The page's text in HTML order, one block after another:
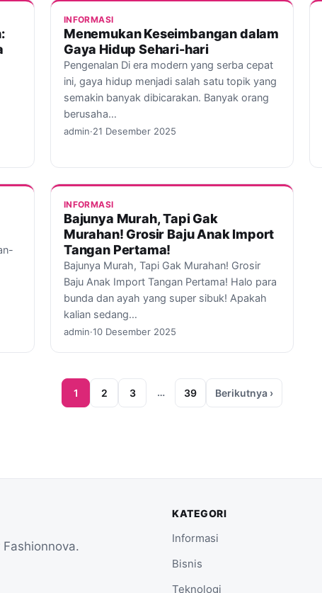
INFORMASI
Menemukan Keseimbangan dalam
Gaya Hidup Sehari-hari
Pengenalan Di era modern yang serba cepat
ini, gaya hidup menjadi salah satu topik yang
semakin banyak dibicarakan. Banyak orang
berusaha…
admin·21 Desember 2025
INFORMASI
Bajunya Murah, Tapi Gak
Murahan! Grosir Baju Anak Import
Tangan Pertama!
Bajunya Murah, Tapi Gak Murahan! Grosir
Baju Anak Import Tangan Pertama! Halo para
bunda dan ayah yang super sibuk! Apakah
kalian sedang…
admin·10 Desember 2025
1 2 3 … 39 Berikutnya ›
KATEGORI
Informasi
Bisnis
Teknologi